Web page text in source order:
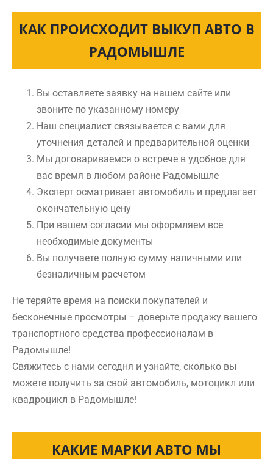
КАК ПРОИСХОДИТ ВЫКУП АВТО В
РАДОМЫШЛЕ
Вы оставляете заявку на нашем сайте или
звоните по указанному номеру
Наш специалист связывается с вами для
уточнения деталей и предварительной оценки
Мы договариваемся о встрече в удобное для
вас время в любом районе Радомышле
Эксперт осматривает автомобиль и предлагает
окончательную цену
При вашем согласии мы оформляем все
необходимые документы
Вы получаете полную сумму наличными или
безналичным расчетом
Не теряйте время на поиски покупателей и
бесконечные просмотры – доверьте продажу вашего
транспортного средства профессионалам в
Радомышле!
Свяжитесь с нами сегодня и узнайте, сколько вы
можете получить за свой автомобиль, мотоцикл или
квадроцикл в Радомышле!
КАКИЕ МАРКИ АВТО МЫ